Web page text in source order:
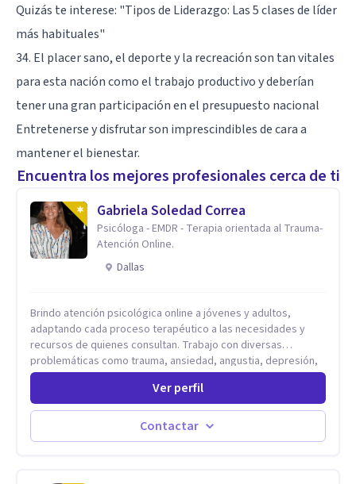
Quizás te interese: "Tipos de Liderazgo: Las 5 clases de líder
más habituales"
34. El placer sano, el deporte y la recreación son tan vitales
para esta nación como el trabajo productivo y deberían
tener una gran participación en el presupuesto nacional
Entretenerse y disfrutar son imprescindibles de cara a
mantener el bienestar.
Encuentra los mejores profesionales cerca de ti
Gabriela Soledad Correa
Psicóloga - EMDR - Terapia orientada al Trauma-
Atención Online.
Dallas
Brindo atención psicológica online a jóvenes y adultos,
adaptando cada proceso terapéutico a las necesidades y
recursos de quienes consultan. Trabajo con diversas
problemáticas como trauma, ansiedad, angustia, depresión,
estrés, violencias, abuso sexual y procesos migratorios,
entre otros. Ofrezco un espacio seguro, de escucha activa y
contención, comprometido con tu bienestar emocional y con
un enfoque centrado en el autoconocimiento y el aprendizaje
mutuo. Mi manera de trabajar se enfoca principalmente en los
Ver perfil
Contactar